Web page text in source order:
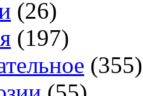
(26)
(197)
(355)